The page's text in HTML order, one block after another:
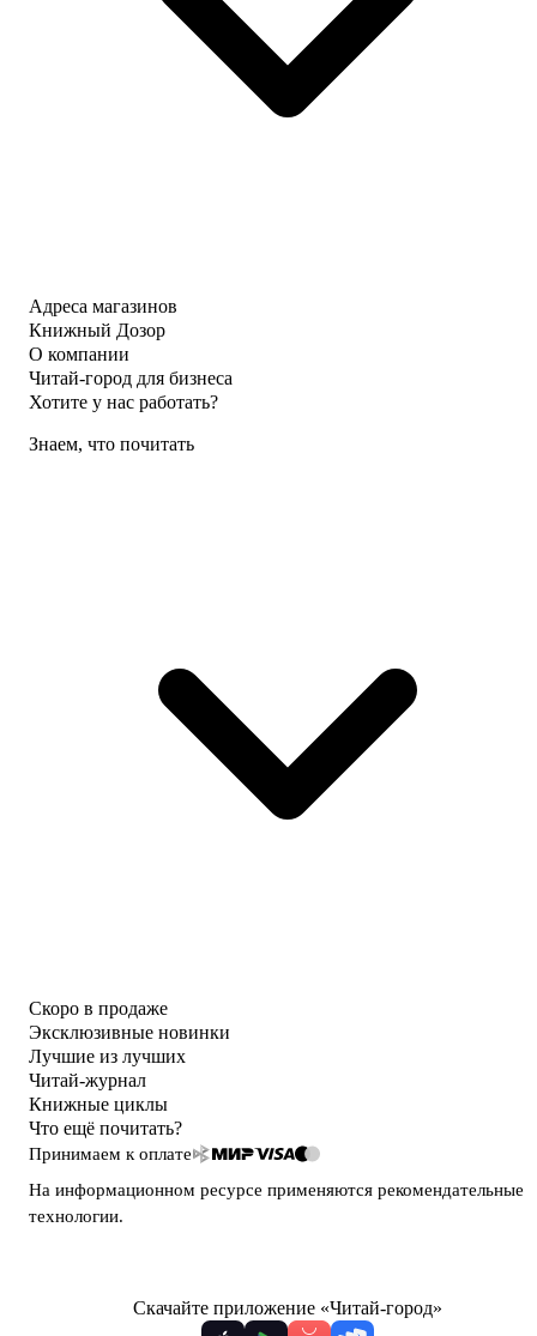
Адреса магазинов
Книжный Дозор
О компании
Читай-город для бизнеса
Хотите у нас работать?
Знаем, что почитать
Скоро в продаже
Эксклюзивные новинки
Лучшие из лучших
Читай-журнал
Книжные циклы
Что ещё почитать?
Принимаем к оплате
На информационном ресурсе применяются рекомендательные
технологии.
Скачайте приложение «Читай-город»